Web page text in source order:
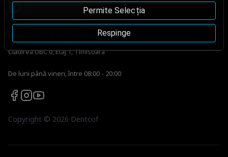
Permite Selecția
Respinge
Iulius Town - Piața Consiliul Europei, nr. 2,
Clădirea UBC 0, Etaj 1, Timisoara
De luni până vineri, între 08:00 - 20:00
Copyright © 2026 Dentcof